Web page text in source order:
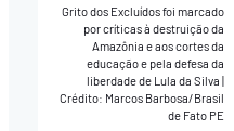
Grito dos Excluídos foi marcado
por críticas à destruição da
Amazônia e aos cortes da
educação e pela defesa da
liberdade de Lula da Silva|
Crédito: Marcos Barbosa/Brasil
de Fato PE